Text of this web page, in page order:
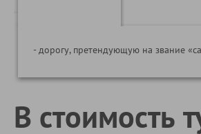
- дорогу, претендующую на звание
В стоимость